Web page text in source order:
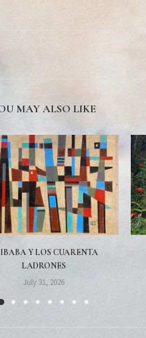
MAY ALSO LIKE
Y LOS CUARENTA
LADRONES
July 31, 2026